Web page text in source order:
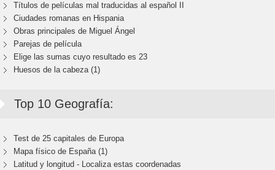
Títulos de películas mal traducidas al español II
Ciudades romanas en Hispania
Obras principales de Miguel Ángel
Parejas de película
Elige las sumas cuyo resultado es 23
Huesos de la cabeza (1)
Top 10 Geografía:
Test de 25 capitales de Europa
Mapa físico de España (1)
Latitud y longitud - Localiza estas coordenadas